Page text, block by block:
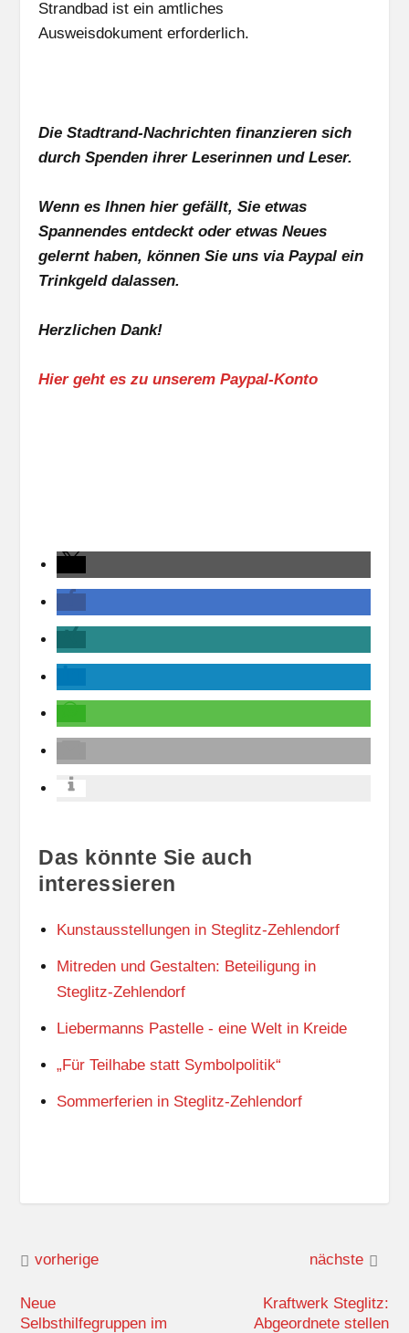
Strandbad ist ein amtliches
Ausweisdokument erforderlich.
Die Stadtrand-Nachrichten finanzieren sich
durch Spenden ihrer Leserinnen und Leser.
Wenn es Ihnen hier gefällt, Sie etwas
Spannendes entdeckt oder etwas Neues
gelernt haben, können Sie uns via Paypal ein
Trinkgeld dalassen.
Herzlichen Dank!
Hier geht es zu unserem Paypal-Konto
Das könnte Sie auch
interessieren
Kunstausstellungen in Steglitz-Zehlendorf
Mitreden und Gestalten: Beteiligung in
Steglitz-Zehlendorf
Liebermanns Pastelle - eine Welt in Kreide
„Für Teilhabe statt Symbolpolitik“
Sommerferien in Steglitz-Zehlendorf
vorherige
Neue
Selbsthilfegruppen im
nächste
Kraftwerk Steglitz:
Abgeordnete stellen